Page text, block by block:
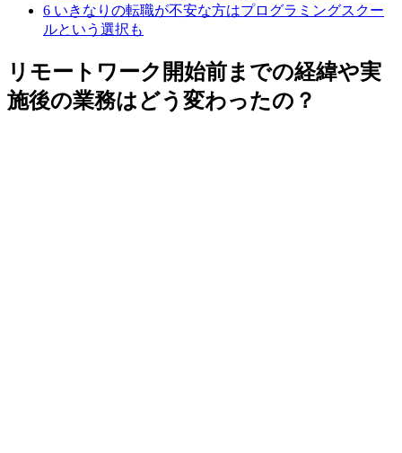
6 いきなりの転職が不安な方はプログラミングスクー
ルという選択も
リモートワーク開始前までの経緯や実
施後の業務はどう変わったの？